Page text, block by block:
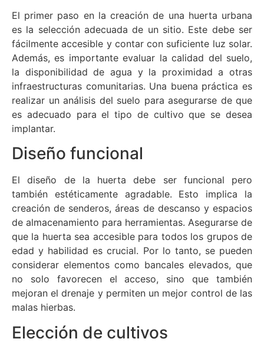
El primer paso en la creación de una huerta urbana
es la selección adecuada de un sitio. Este debe ser
fácilmente accesible y contar con suficiente luz solar.
Además, es importante evaluar la calidad del suelo,
la disponibilidad de agua y la proximidad a otras
infraestructuras comunitarias. Una buena práctica es
realizar un análisis del suelo para asegurarse de que
es adecuado para el tipo de cultivo que se desea
implantar.
Diseño funcional
El diseño de la huerta debe ser funcional pero
también estéticamente agradable. Esto implica la
creación de senderos, áreas de descanso y espacios
de almacenamiento para herramientas. Asegurarse de
que la huerta sea accesible para todos los grupos de
edad y habilidad es crucial. Por lo tanto, se pueden
considerar elementos como bancales elevados, que
no solo favorecen el acceso, sino que también
mejoran el drenaje y permiten un mejor control de las
malas hierbas.
Elección de cultivos